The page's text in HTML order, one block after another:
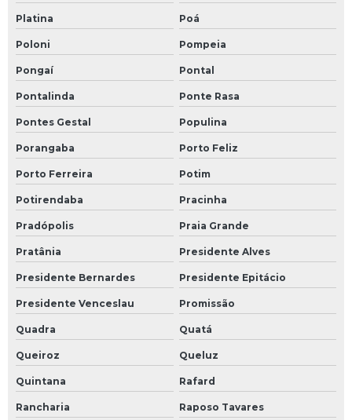
Platina Poá
Poloni Pompeia
Pongaí Pontal
Pontalinda Ponte Rasa
Pontes Gestal Populina
Porangaba Porto Feliz
Porto Ferreira Potim
Potirendaba Pracinha
Pradópolis Praia Grande
Pratânia Presidente Alves
Presidente Bernardes Presidente Epitácio
Presidente Venceslau Promissão
Quadra Quatá
Queiroz Queluz
Quintana Rafard
Rancharia Raposo Tavares